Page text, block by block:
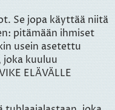
Se jopa käyttää niitä
pitämään ihmiset
usein asetettu
joka kuuluu
ELÄVÄLLE